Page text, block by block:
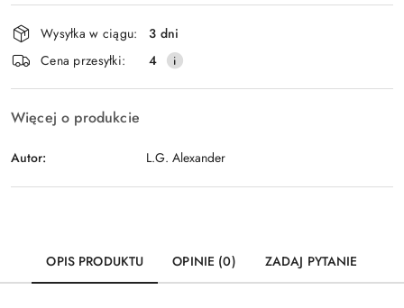
Wyślij
Dostępność
i
dostawa
Wysyłka w ciągu:
3 dni
Cena przesyłki:
4
Więcej o produkcie
Autor: L.G. Alexander
OPIS PRODUKTU OPINIE (0) ZADAJ PYTANIE